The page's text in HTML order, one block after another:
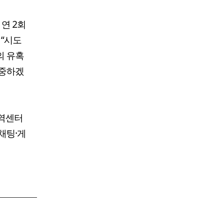
2회
시도
유혹
하겠
센터
팅·게